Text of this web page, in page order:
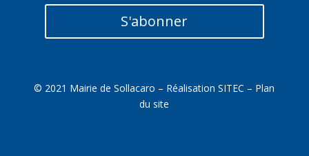
S'abonner
© 2021 Mairie de Sollacaro – RéalisationSITEC – Plan
du site